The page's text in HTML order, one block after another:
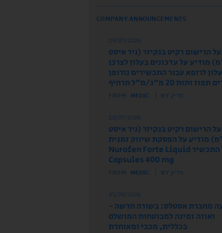
COMPANY ANNOUNCEMENTS
29/07/2026
הרישום רקיט בנקיזר (ניר איסט
מודיע על עדכונים בעלון לצרכן
לרופא עבור התכשירים נורופן
ותות 20 מ"ג/מ"ל תרחיף
FROM MEDIC BY מדיק
20/07/2026
הרישום רקיט בנקיזר (ניר איסט
מודיע על הפסקת שיווק זמנית
של התכשיר Nurofen Forte Liquid
Capsules 400 mg
FROM MEDIC BY מדיק
31/05/2026
מחברת אסטלס: בשורה חדשה -
ואוזה זמינה למבוטחות המושלם
בכללית, מכבי ומאוחדת